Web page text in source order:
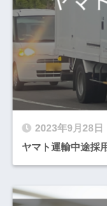
2023年9月28日
ヤマト運輸中途採